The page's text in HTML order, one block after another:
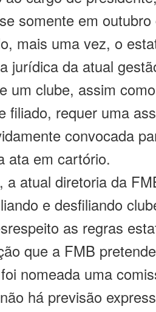
somente em
mais uma vez, o
jurídica da atual
um clube, assim
filiado, requer uma
convocada
ata em cartório.
a atual diretoria da
e desfiliando
as regras
que a FMB
nomeada uma
há previsão